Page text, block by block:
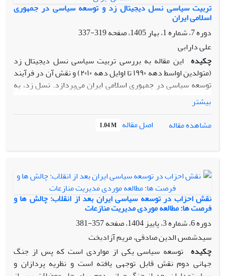
تربیت سیاسی نسل دیجیتال زد و توسعه سیاسی در جمهوری
اسلامی ایران
دوره 7، شماره 1، بهار 1405، صفحه
319-337
علی دارابی
چکیده این مقاله به بررسی تربیت سیاسی نسل دیجیتال زد
(متولدین اواسط دهه ۱۹۹۰ تا اوایل دهه ۲۰۱۰) و نقش آن در فرآیند
توسعه سیاسی در جمهوری اسلامی ایران می‌پردازد. نسل زد، به
عنوان اولین نسل کاملاً دیجیتال، ویژگی‌های منحصربه‌فردی در
نحوه دریافت اطلاعات، شکل‌گیری هویت و تعامل با مسائل سیاسی
دارد. همچنین این تحقیق، تلاش دارد تا با تکیه بر مبانی نظری
جامعه‌پذیری سیاسی، مفهوم فرهنگ سیاسی دیجیتال و ویژگی‌های
پاسخگویی و نهادسازی) مورد تحلیل قرار دهد. یافته‌ها و نتایج که
براساس مطالعه اسناد، مقالات علمی، گزارش‌ها و تحلیل محتوای
رسانه‌های مرتبط با نسل زد مانند شبکه‌های اجتماعی و پلتفرم‌های
آنلاین به دست آمده، نشان می‌دهد که تربیت سیاسی نسل زد در
ایران با چالش‌ها و فرصت‌های متعددی روبروست؛ از یک سو،
دسترسی گسترده به اطلاعات و پتانسیل بالای مشارکت دیجیتال
می‌تواند به عنوان پیشران توسعه سیاسی عمل کند، اما از سوی
دیگر، شکاف نسلی، مواجهه با اطلاعات غیردقیق و گاهی ناامیدی از
اثربخشی کنش سیاسی، می‌تواند به مانعی برای این فرآیند تبدیل
بیشتر
مشاهده مقاله
اصل مقاله 1.04 M
نقش احزاب در توسعه سیاسی ایران بعد از انقلاب: چالش ها و
فرصت ها: مطالعه موردی مدیریت منازعات
دوره 6، شماره 3، پاییز 1404، صفحه
357-381
سیدشمس الدین صادقی، مریم آزادبخت
چکیده توسعه سیاسی یکی از مواردی است که پس از جنگ
جهانی دوم نقش قابل توجهی یافته است و نظریه پردازان و